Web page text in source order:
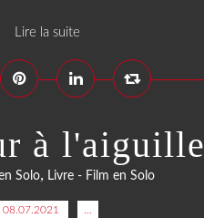
Lire la suite
à l'aiguille
Solo, Livre - Film en Solo
08.07.2021